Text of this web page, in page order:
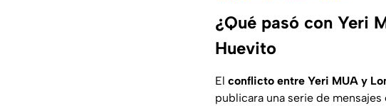
¿Qué pasó con Yeri
Huevito
El conflicto entre Yeri MUA y
publicara una serie de